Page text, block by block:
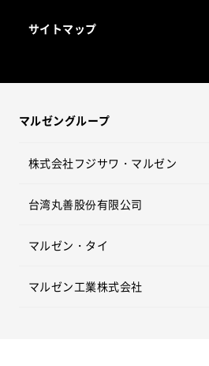
サイトマップ
マルゼングループ
株式会社フジサワ・マルゼン
台湾丸善股份有限公司
マルゼン・タイ
マルゼン工業株式会社